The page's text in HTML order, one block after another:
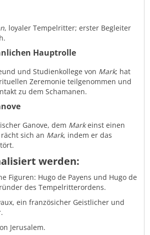
, loyaler Tempelritter; erster Begleiter
Hauptrolle
und Studienkollege von Mark; hat
Zeremonie teilgenommen und
zu dem Schamanen.
Ganove, dem Markeinst einen
sich an Mark, indem er das
werden:
Figuren: Hugo de Payens und Hugo de
des Tempelritterordens.
ein französicher Geistlicher und
Jerusalem.